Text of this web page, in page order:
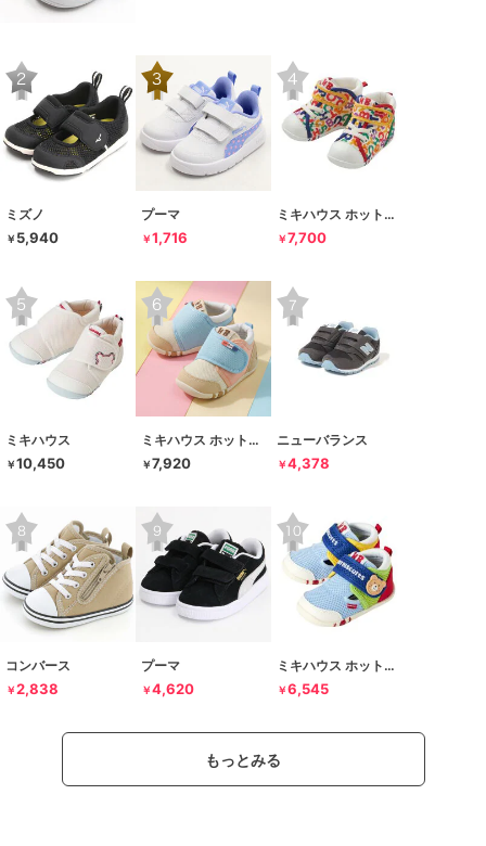
ミズノ
￥ 5,940
プーマ
￥1,716
ミキハウス ホットビスケッツ
￥7,700
ミキハウス
￥10,450
ミキハウス ホットビスケッツ
￥7,920
ニューバランス
￥4,378
コンバース
￥2,838
プーマ
￥4,620
ミキハウス ホットビスケッツ
￥6,545
もっとみる